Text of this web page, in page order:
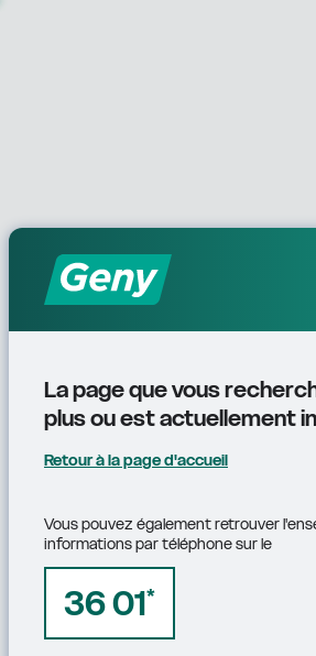
La page que vous
plus ou est actuellement
Retour à la page d'accueil
Vous pouvez également retrouver
informations par téléphone sur le
36 01*